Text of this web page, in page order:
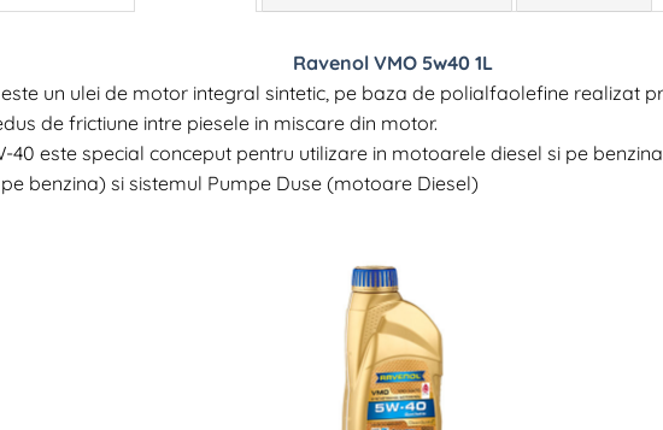
Ravenol VMO 5w40 1L
este un ulei de motor integral sintetic, pe baza de polialfaolefine realizat
de frictiune intre piesele in miscare din motor.
40 este special conceput pentru utilizare in motoarele diesel si pe
benzina) si sistemul Pumpe Duse (motoare Diesel)